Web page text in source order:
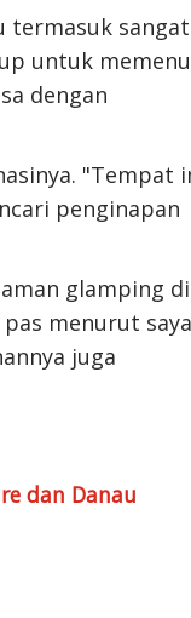
termasuk sangat
untuk
dengan
"Tempat
penginapan
glamping di
menurut saya
juga
dan Danau